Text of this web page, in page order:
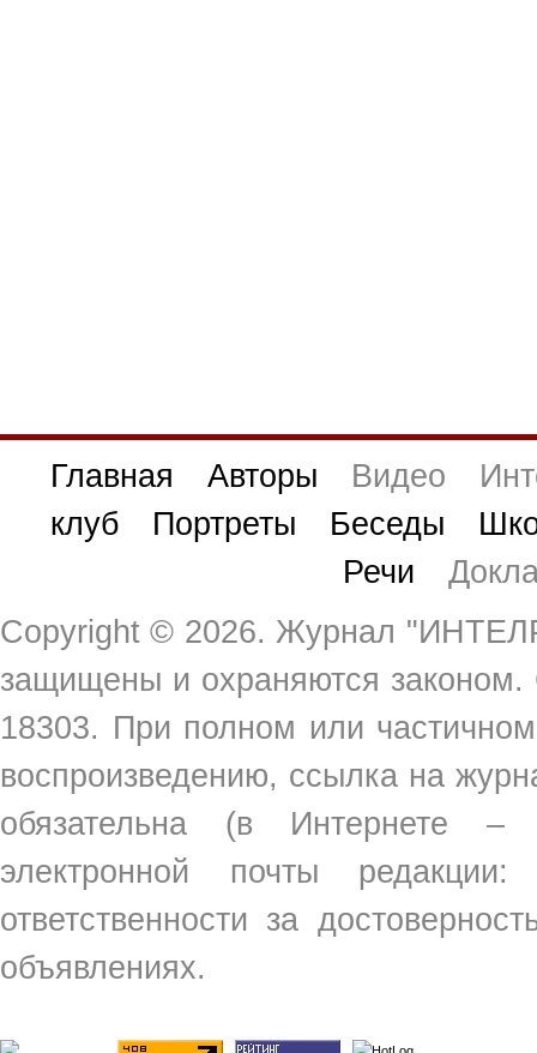
Главная Авторы Видео
клуб
Портреты Беседы
Речи
Copyright © 2026. Журнал
защищены и охраняются
18303. При полном или
воспроизведению, ссылка на
обязательна (в Интернете
электронной почты
ответственности за
объявлениях.